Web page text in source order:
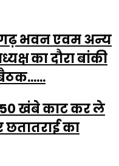
भवन एवम अन्य
का दौरा बांकी
50 खंबे काट कर ले
का